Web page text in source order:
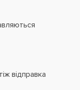
відправка